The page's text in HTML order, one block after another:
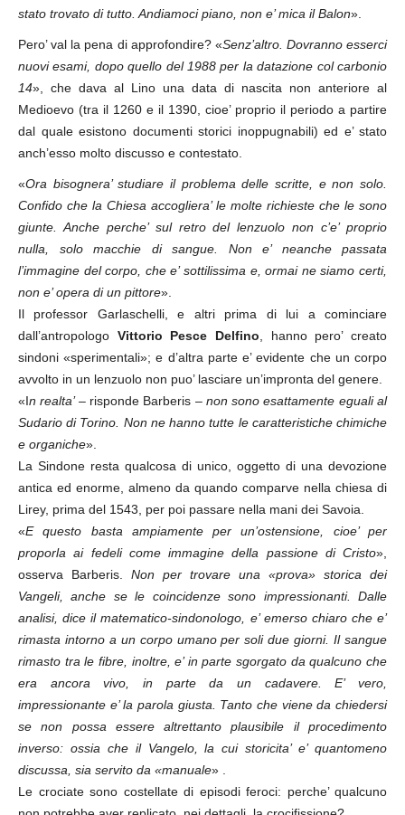
stato trovato di tutto. Andiamoci piano, non e’ mica il Balon».
Pero’ val la pena di approfondire? «Senz’altro. Dovranno esserci
nuovi esami, dopo quello del 1988 per la datazione col carbonio
14», che dava al Lino una data di nascita non anteriore al
Medioevo (tra il 1260 e il 1390, cioe’ proprio il periodo a partire
dal quale esistono documenti storici inoppugnabili) ed e’ stato
anch’esso molto discusso e contestato.
«Ora bisognera’ studiare il problema delle scritte, e non solo.
Confido che la Chiesa accogliera’ le molte richieste che le sono
giunte. Anche perche’ sul retro del lenzuolo non c’e’ proprio
nulla, solo macchie di sangue. Non e’ neanche passata
l’immagine del corpo, che e’ sottilissima e, ormai ne siamo certi,
non e’ opera di un pittore».
Il professor Garlaschelli, e altri prima di lui a cominciare
dall’antropologo Vittorio Pesce Delfino , hanno pero’ creato
sindoni «sperimentali»; e d’altra parte e’ evidente che un corpo
avvolto in un lenzuolo non puo’ lasciare un’impronta del genere.
«In realta’– risponde Barberis – non sono esattamente eguali al
Sudario di Torino. Non ne hanno tutte le caratteristiche chimiche
e organiche».
La Sindone resta qualcosa di unico, oggetto di una devozione
antica ed enorme, almeno da quando comparve nella chiesa di
Lirey, prima del 1543, per poi passare nella mani dei Savoia.
«E questo basta ampiamente per un’ostensione, cioe’ per
proporla ai fedeli come immagine della passione di Cristo»,
osserva Barberis. Non per trovare una «prova» storica dei
Vangeli, anche se le coincidenze sono impressionanti. Dalle
analisi, dice il matematico-sindonologo, e’ emerso chiaro che e’
rimasta intorno a un corpo umano per soli due giorni. Il sangue
rimasto tra le fibre, inoltre, e’ in parte sgorgato da qualcuno che
era ancora vivo, in parte da un cadavere. E’ vero,
impressionante e’ la parola giusta. Tanto che viene da chiedersi
se non possa essere altrettanto plausibile il procedimento
inverso: ossia che il Vangelo, la cui storicita’ e’ quantomeno
discussa, sia servito da «manuale» .
Le crociate sono costellate di episodi feroci: perche’ qualcuno